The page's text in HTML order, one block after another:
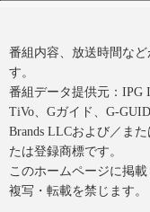
番組内容、放送時間な
す。
番組データ提供元：IPG
TiVo、Gガイド、G-
Brands LLCおよび／ま
たは登録商標です。
このホームページに掲
複写・転載を禁じます。